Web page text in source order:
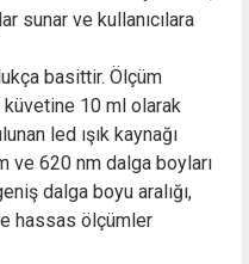
sunar ve kullanıcılara
basittir. Ölçüm
küvetine 10 ml olarak
led ışık kaynağı
ve 620 nm dalga boyları
dalga boyu aralığı,
hassas ölçümler